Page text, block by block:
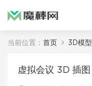
当前位置： 首页 3D模型
虚拟会议 3D 插图